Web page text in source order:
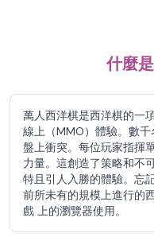
什麼
萬人西洋棋是西洋棋的一
線上（MMO）體驗。數
盤上衝突。每位玩家指揮
力量。這創造了策略和不
特且引人入勝的體驗。忘
前所未有的規模上進行的
戲 上的瀏覽器使用。